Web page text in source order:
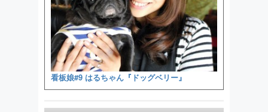
看板娘#9 はるちゃん『ドッグベリー』